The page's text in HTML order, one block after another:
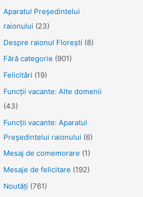
Aparatul Preşedintelui
raionului (23)
Despre raionul Floreşti (8)
Fără categorie (901)
Felicitări (19)
Funcţii vacante: Alte domenii
(43)
Funcții vacante: Aparatul
Președintelui raionului (6)
Mesaj de comemorare (1)
Mesaje de felicitare (192)
Noutăţi (761)